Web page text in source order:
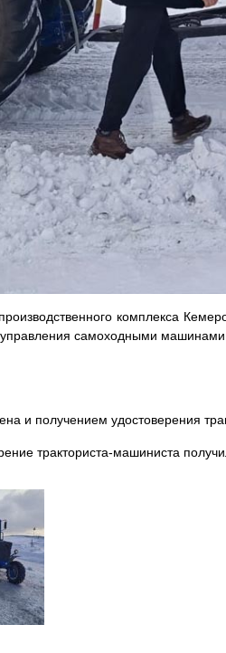
комплекса
самоходными машинами
и получением удостоверения
тракториста-машиниста